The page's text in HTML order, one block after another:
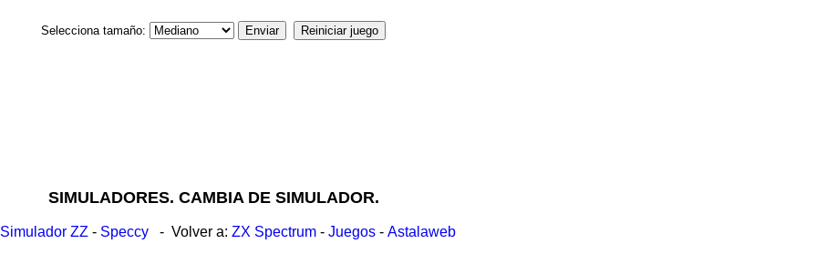
Selecciona tamaño:
SIMULADORES. CAMBIA DE SIMULADOR.
Simulador ZZ - Speccy - Volver a: ZX Spectrum - Juegos - Astalaweb